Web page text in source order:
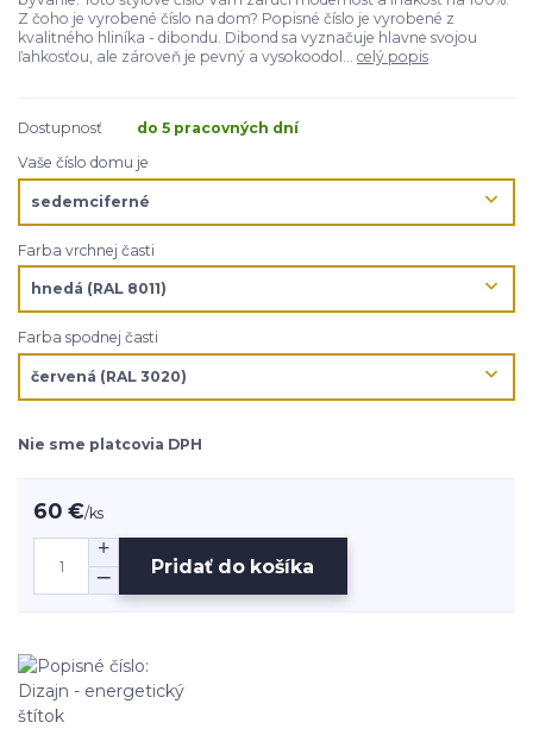
Z čoho je vyrobené číslo na dom? Popisné číslo je vyrobené z
kvalitného hliníka - dibondu. Dibond sa vyznačuje hlavne svojou
ľahkosťou, ale zároveň je pevný a vysokoodol... celý popis
Dostupnosť
do 5 pracovných dní
Vaše číslo domu je
Farba vrchnej časti
Farba spodnej časti
Nie sme platcovia DPH
60 €/ks
Pridať do košíka